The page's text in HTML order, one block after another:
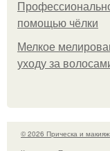
помощью чёлки
Мелкое
уходу за
© 2026 Прическа и макияж